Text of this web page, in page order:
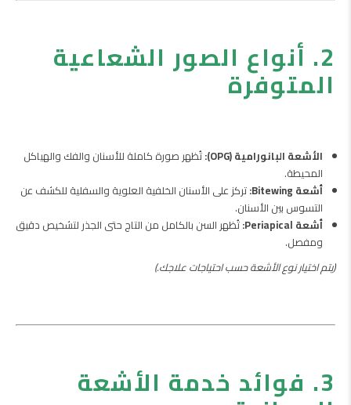
2. أنواع الصور الشعاعية
المتوفرة
الأشعة البانورامية (OPG):
تُظهر صورة كاملة للأسنان والفك والهياكل
المحيطة.
أشعة Bitewing:
تركز على الأسنان الخلفية العلوية والسفلية للكشف عن
التسوس بين الأسنان.
أشعة Periapical:
تُظهر السن بالكامل من التاج حتى الجذر لتشخيص دقيق
ومفصل.
(يتم اختيار نوع الأشعة حسب احتياجات علاجك.)
3. فوائد خدمة الأشعة